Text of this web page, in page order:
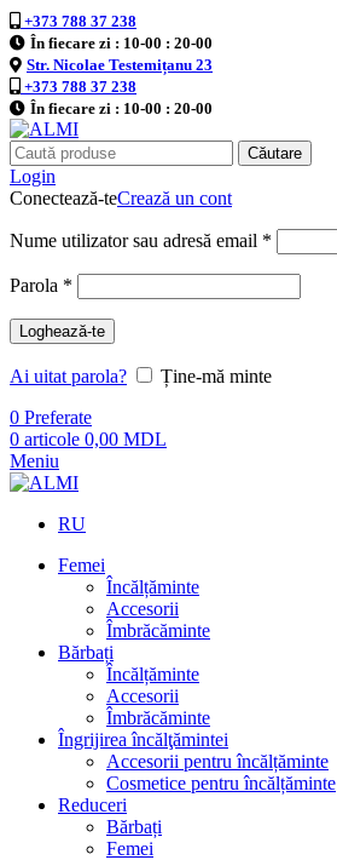
+373 788 37 238
În fiecare zi : 10-00 : 20-00
Str. Nicolae Testemițanu 23
+373 788 37 238
În fiecare zi : 10-00 : 20-00
Căutare
Login
Conectează-teCrează un cont
Nume utilizator sau adresă email *
Parola *
Loghează-te
Ai uitat parola?
Ține-mă minte
0 Preferate
0 articole 0,00 MDL
Meniu
RU
Femei
Încălțăminte
Accesorii
Îmbrăcăminte
Bărbați
Încălțăminte
Accesorii
Îmbrăcăminte
Îngrijirea încălţămintei
Accesorii pentru încălțăminte
Cosmetice pentru încălțăminte
Reduceri
Bărbați
Femei